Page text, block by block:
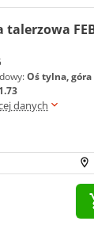
talerzowa
Oś tylna, góra
1.73
danych